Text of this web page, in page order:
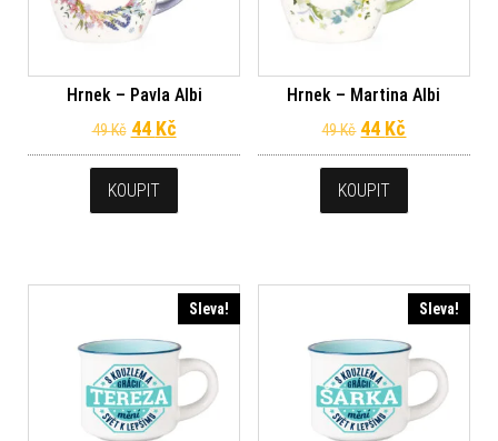
Hrnek – Pavla Albi
49Kč Původní cena byla: 49 Kč.
44 KčAktuální cena je: 44 Kč.
KOUPIT
Hrnek – Martina Albi
49Kč Původní cena
44 Kč
KOUPIT
Sleva! Sleva!